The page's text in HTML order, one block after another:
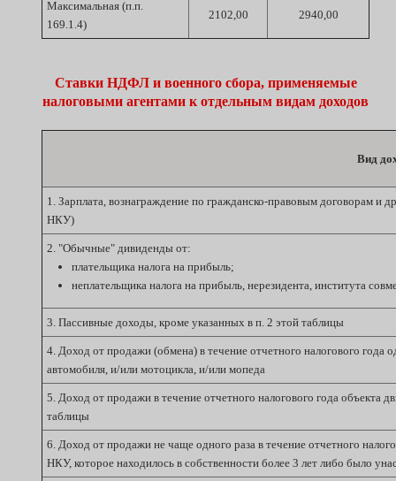
Максимальная (п.п.
169.1.4)
2102,00 2940,00
Ставки НДФЛ и военного сбора, применяемые
налоговыми агентами к отдельным видам доходов
Вид
1. Зарплата, вознаграждение по гражданско-правовым договорам
НКУ)
2. "Обычные" дивиденды от:
плательщика налога на прибыль;
неплательщика налога на прибыль, нерезидента, института
3. Пассивные доходы, кроме указанных в п. 2 этой таблицы
4. Доход от продажи (обмена) в течение отчетного налогового года
автомобиля, и/или мотоцикла, и/или мопеда
5. Доход от продажи в течение отчетного налогового года объекта
таблицы
6. Доход от продажи не чаще одного раза в течение отчетного
НКУ, которое находилось в собственности более 3 лет либо было